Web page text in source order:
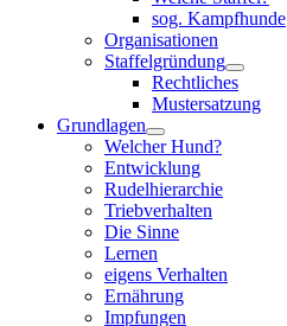
sog. Kampfhunde
Organisationen
Staffelgründung
Rechtliches
Mustersatzung
Grundlagen
Welcher Hund?
Entwicklung
Rudelhierarchie
Triebverhalten
Die Sinne
Lernen
eigens Verhalten
Ernährung
Impfungen